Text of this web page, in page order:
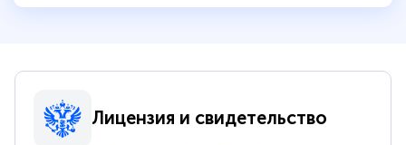
Лицензия и свидетельство